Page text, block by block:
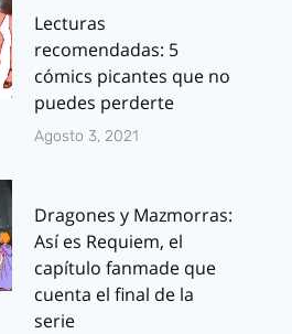
Lecturas
recomendadas: 5
cómics picantes que no
puedes perderte
Agosto 3, 2021
Dragones y Mazmorras:
Así es Requiem, el
capítulo fanmade que
cuenta el final de la
serie